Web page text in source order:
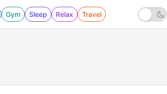
Gym Sleep Relax Travel